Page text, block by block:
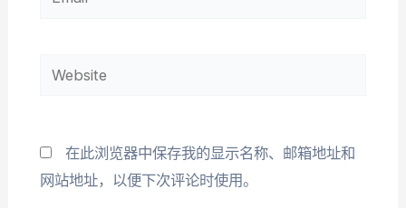
Website
在此浏览器中保存我的显示名称、邮箱地址和
网站地址，以便下次评论时使用。